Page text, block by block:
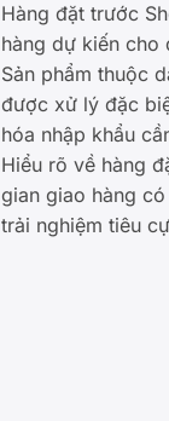
Hàng đặt trước
hàng dự kiến cho
Sản phẩm thuộc
được xử lý đặc
hóa nhập khẩu
Hiểu rõ về hàng
gian giao hàng
trải nghiệm tiêu